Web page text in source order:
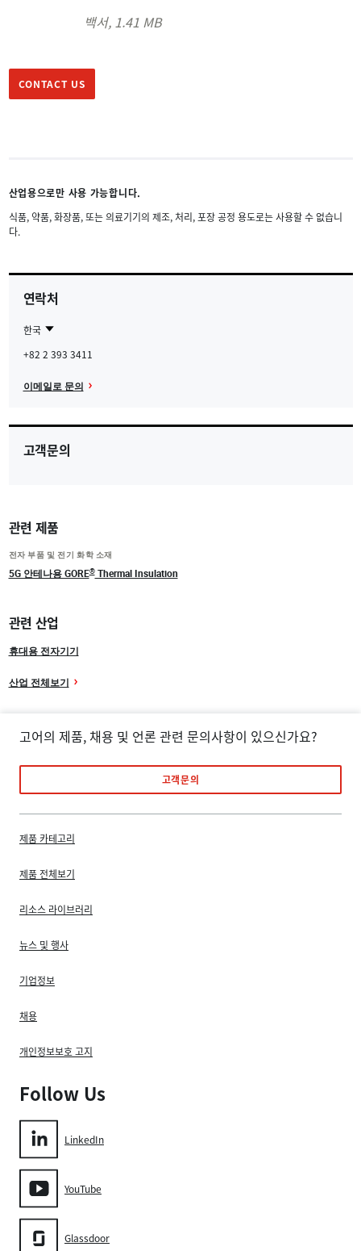
백서, 1.41 MB
CONTACT US
산업용으로만 사용 가능합니다.
식품, 약품, 화장품, 또는 의료기기의 제조, 처리, 포장 공정 용도로는 사용할 수 없습니
다.
연락처
한국
Contact
한
+82 2 393 3411
이메일로 문의
고객문의
관련 제품
전자 부품 및 전기 화학 소재
5G 안테나용 GORE®Thermal Insulation
관련 산업
휴대용 전자기기
산업 전체보기
고어의 제품, 채용 및 언론 관련 문의사항이 있으신가요?
고객문의
제품 카테고리
제품 전체보기
리소스 라이브러리
뉴스 및 행사
기업정보
채용
개인정보보호 고지
Follow Us
LinkedIn
YouTube
Glassdoor